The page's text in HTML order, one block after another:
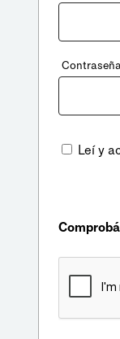
Leí y